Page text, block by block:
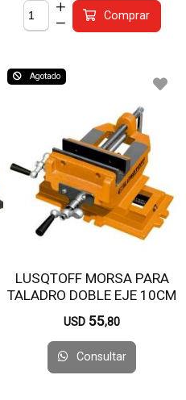
Comprar
Agotado
LUSQTOFF MORSA PARA
TALADRO DOBLE EJE 10CM
TB-MC4
USD 55,80
Consultar